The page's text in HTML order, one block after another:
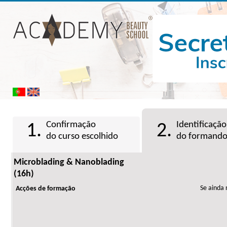
1. Confirmação
do curso escolhido
2.
Identificação
do
Microblading & Nanoblading
(16h)
Acções de formação Se ainda